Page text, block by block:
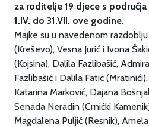
za roditelje 19 djece s
1.IV. do 31.VII. ove godine.
Majke su u navedenom
(Kreševo), Vesna Jurić i Ivona
(Kojsina), Dalila Fazlibašić,
Fazlibašić i Dalila Fatić
Katarina Marković, Dajana
Senada Neradin (Crnićki
Magdalena Puljić (Resnik),